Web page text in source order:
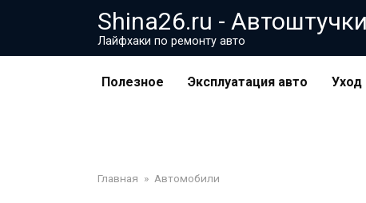
Shina26.ru - Автоштучки
Лайфхаки по ремонту авто
Полезное Эксплуатация авто Уход
Главная » Автомобили